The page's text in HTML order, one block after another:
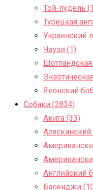
Той-пудель
Турецкая
Украинский
Чаузи (1)
Японский
Собаки (2834)
Акита (33)
Английский
Басенджи